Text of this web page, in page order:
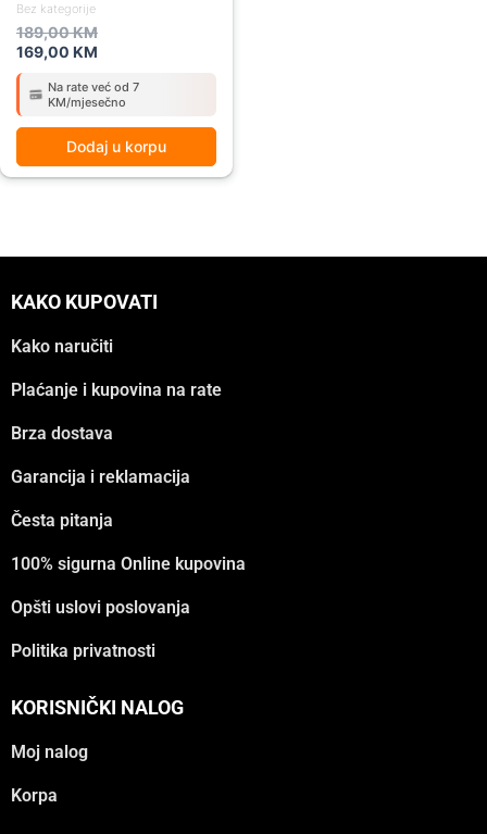
Bez kategorije
189,00KM
169,00 KM
Na rate već od 7
KM/mjesečno
Dodaj u korpu
KAKO KUPOVATI
Kako naručiti
Plaćanje i kupovina na rate
Brza dostava
Garancija i reklamacija
Česta pitanja
100% sigurna Online kupovina
Opšti uslovi poslovanja
Politika privatnosti
KORISNIČKI NALOG
Moj nalog
Korpa